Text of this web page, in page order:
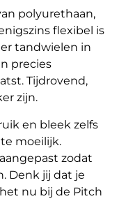
polyurethaan,
flexibel is
tandwielen in
precies
Tijdrovend,
zijn.
en bleek zelfs
moeilijk.
zodat
Denk jij dat je
nu bij de Pitch